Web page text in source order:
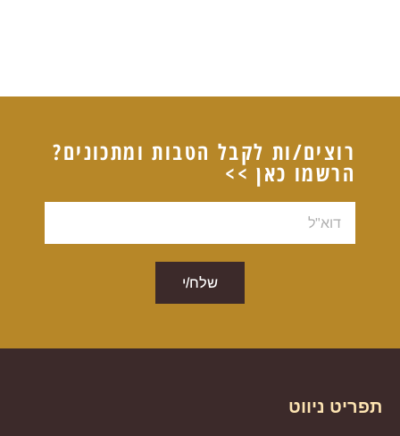
רוצים/ות לקבל הטבות ומתכונים?
הרשמו כאן >>
שלח/י
תפריט ניווט